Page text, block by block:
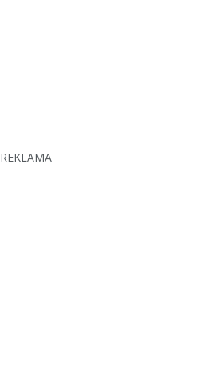
REKLAMA